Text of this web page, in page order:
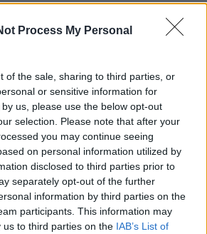
Process My Personal
of the sale, sharing to third parties, or
or sensitive information for
us, please use the below opt-out
selection. Please note that after your
you may continue seeing
on personal information utilized by
disclosed to third parties prior to
separately opt-out of the further
information by third parties on the
participants. This information may
us to third parties on the IAB’s List of